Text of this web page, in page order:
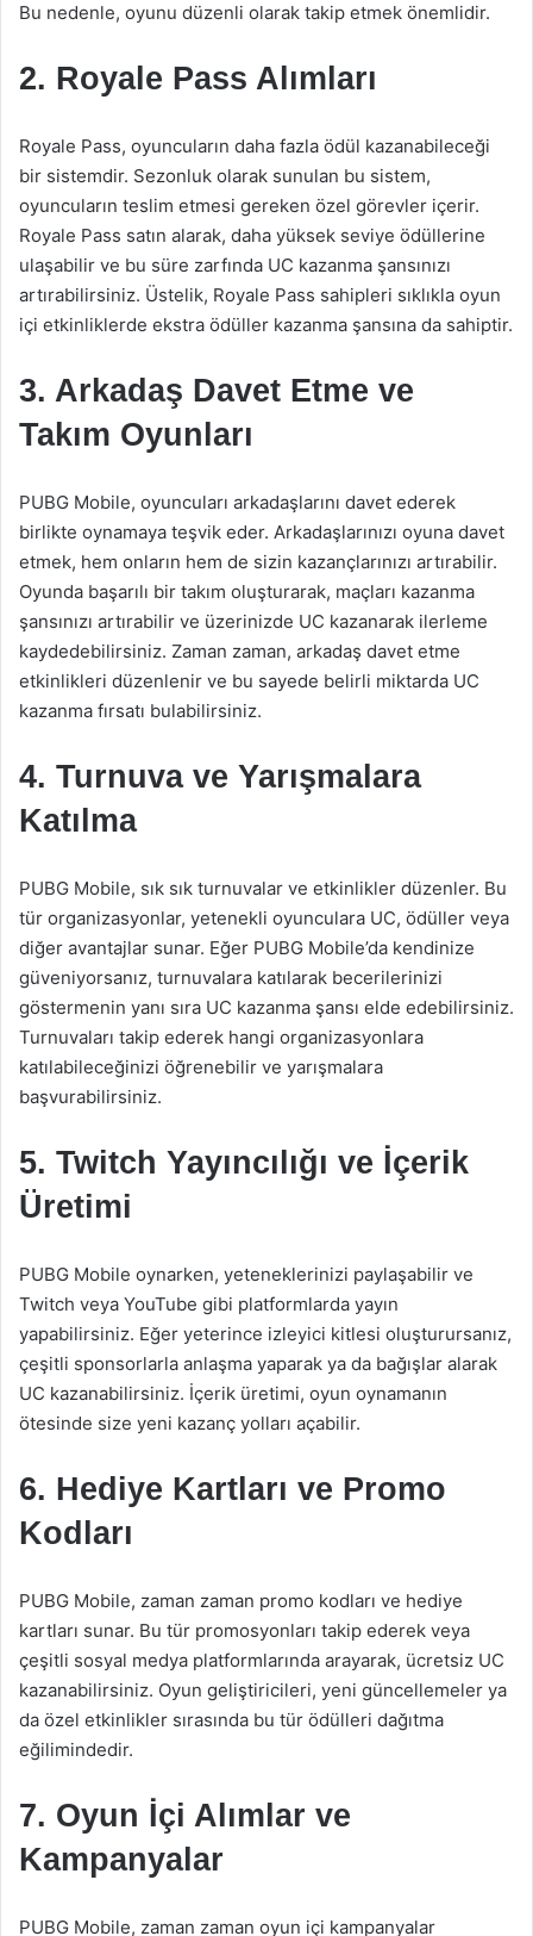
Bu nedenle, oyunu düzenli olarak takip etmek önemlidir.
2. Royale Pass Alımları
Royale Pass, oyuncuların daha fazla ödül kazanabileceği
bir sistemdir. Sezonluk olarak sunulan bu sistem,
oyuncuların teslim etmesi gereken özel görevler içerir.
Royale Pass satın alarak, daha yüksek seviye ödüllerine
ulaşabilir ve bu süre zarfında UC kazanma şansınızı
artırabilirsiniz. Üstelik, Royale Pass sahipleri sıklıkla oyun
içi etkinliklerde ekstra ödüller kazanma şansına da sahiptir.
3. Arkadaş Davet Etme ve
Takım Oyunları
PUBG Mobile, oyuncuları arkadaşlarını davet ederek
birlikte oynamaya teşvik eder. Arkadaşlarınızı oyuna davet
etmek, hem onların hem de sizin kazançlarınızı artırabilir.
Oyunda başarılı bir takım oluşturarak, maçları kazanma
şansınızı artırabilir ve üzerinizde UC kazanarak ilerleme
kaydedebilirsiniz. Zaman zaman, arkadaş davet etme
etkinlikleri düzenlenir ve bu sayede belirli miktarda UC
kazanma fırsatı bulabilirsiniz.
4. Turnuva ve Yarışmalara
Katılma
PUBG Mobile, sık sık turnuvalar ve etkinlikler düzenler. Bu
tür organizasyonlar, yetenekli oyunculara UC, ödüller veya
diğer avantajlar sunar. Eğer PUBG Mobile’da kendinize
güveniyorsanız, turnuvalara katılarak becerilerinizi
göstermenin yanı sıra UC kazanma şansı elde edebilirsiniz.
Turnuvaları takip ederek hangi organizasyonlara
katılabileceğinizi öğrenebilir ve yarışmalara
başvurabilirsiniz.
5. Twitch Yayıncılığı ve İçerik
Üretimi
PUBG Mobile oynarken, yeteneklerinizi paylaşabilir ve
Twitch veya YouTube gibi platformlarda yayın
yapabilirsiniz. Eğer yeterince izleyici kitlesi oluşturursanız,
çeşitli sponsorlarla anlaşma yaparak ya da bağışlar alarak
UC kazanabilirsiniz. İçerik üretimi, oyun oynamanın
ötesinde size yeni kazanç yolları açabilir.
6. Hediye Kartları ve Promo
Kodları
PUBG Mobile, zaman zaman promo kodları ve hediye
kartları sunar. Bu tür promosyonları takip ederek veya
çeşitli sosyal medya platformlarında arayarak, ücretsiz UC
kazanabilirsiniz. Oyun geliştiricileri, yeni güncellemeler ya
da özel etkinlikler sırasında bu tür ödülleri dağıtma
eğilimindedir.
7. Oyun İçi Alımlar ve
Kampanyalar
PUBG Mobile, zaman zaman oyun içi kampanyalar